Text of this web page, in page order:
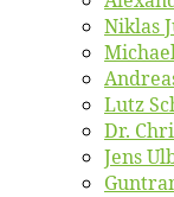
Ni­klas
Lutz
Dr.
Jens